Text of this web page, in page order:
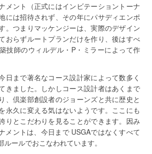
メント（正式にはインビテーショントーナ
には招待されず、その年にパサディエンポ
。つまりマッケンジーは、実際のデザイン
おらずルートプランだけを作り、後はすべ
技師のウィルデル・P・ミラーによって作
日まで著名なコース設計家によって数多く
きました。しかしコース設計者はあくまで
、倶楽部創設者のジョーンズと共に歴史と
永久に変える気はないようです。ここにも
りとこだわりを見ることができます。因み
メントは、今日まで USGAではなくすべて
ルールでおこなわれています。